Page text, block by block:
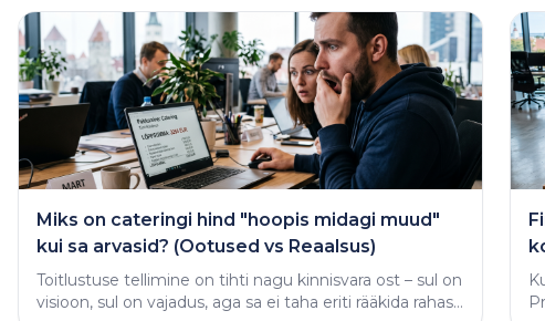
Miks on cateringi hind "hoopis midagi muud"
kui sa arvasid? (Ootused vs Reaalsus)
Toitlustuse tellimine on tihti nagu kinnisvara ost – sul on
visioon, sul on vajadus, aga sa ei taha eriti rääkida rahast